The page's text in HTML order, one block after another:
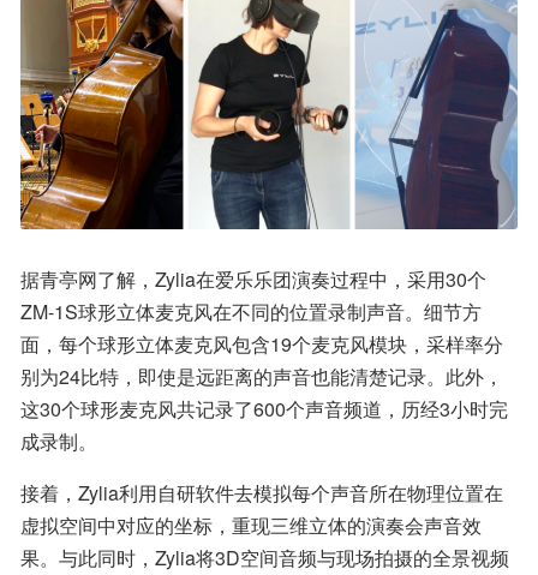
据青亭网了解，Zylia在爱乐乐团演奏过程中，采用30个
ZM-1S球形立体麦克风在不同的位置录制声音。细节方
面，每个球形立体麦克风包含19个麦克风模块，采样率分
别为24比特，即使是远距离的声音也能清楚记录。此外，
这30个球形麦克风共记录了600个声音频道，历经3小时完
成录制。
接着，Zylia利用自研软件去模拟每个声音所在物理位置在
虚拟空间中对应的坐标，重现三维立体的演奏会声音效
果。与此同时，Zylia将3D空间音频与现场拍摄的全景视频